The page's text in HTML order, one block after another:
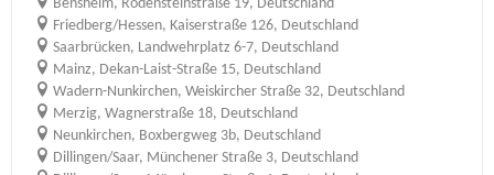
Bensheim, Rodensteinstraße 19, Deutschland
Friedberg/Hessen, Kaiserstraße 126, Deutschland
Saarbrücken, Landwehrplatz 6-7, Deutschland
Mainz, Dekan-Laist-Straße 15, Deutschland
Wadern-Nunkirchen, Weiskircher Straße 32, Deutschland
Merzig, Wagnerstraße 18, Deutschland
Neunkirchen, Boxbergweg 3b, Deutschland
Dillingen/Saar, Münchener Straße 3, Deutschland